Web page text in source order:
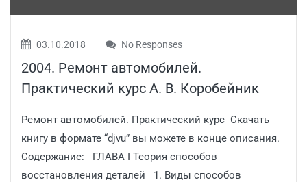
03.10.2018 No Responses
2004. Ремонт автомобилей.
Практический курс А. В. Коробейник
Ремонт автомобилей. Практический курс Скачать
книгу в формате “djvu” вы можете в конце описания.
Содержание: ГЛАВА I Теория способов
восстановления деталей 1. Виды способов